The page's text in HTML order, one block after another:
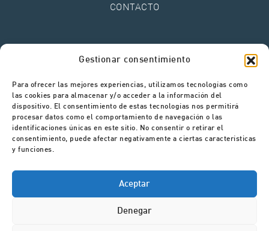
Gestionar consentimiento
Para ofrecer las mejores experiencias, utilizamos tecnologías como
las cookies para almacenar y/o acceder a la información del
dispositivo. El consentimiento de estas tecnologías nos permitirá
procesar datos como el comportamiento de navegación o las
identificaciones únicas en este sitio. No consentir o retirar el
consentimiento, puede afectar negativamente a ciertas características
y funciones.
Aceptar
Denegar
CONTACTO
Política de Cookies
Canal de Denúncias